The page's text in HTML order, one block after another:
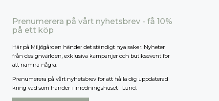
Prenumerera på vårt nyhetsbrev - få 10%
på ett köp
Här på Miljögården händer det ständigt nya saker. Nyheter
från designvärlden, exklusiva kampanjer och butiksevent för
att nämna några.
Prenumerera på vårt nyhetsbrev för att hålla dig uppdaterad
kring vad som händer i inredningshuset i Lund.